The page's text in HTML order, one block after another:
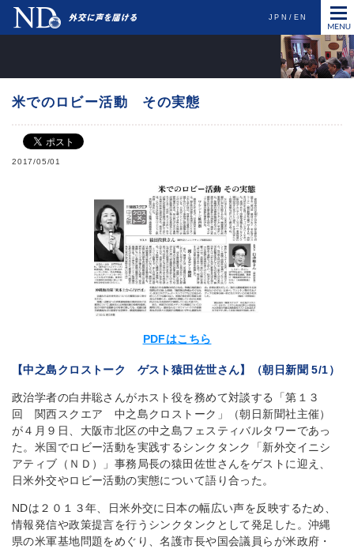
JPN EN
米でのロビー活動 その実態
2017/05/01
PDFはこちら
【中之島クロストーク ゲスト猿田佐世さん】（朝日新聞 5/1）
政治学者の白井聡さんがホスト役を務めて対談する「第１３
回 関西スクエア 中之島クロストーク」（朝日新聞社主催）
が４月９日、大阪市北区の中之島フェスティバルタワーであっ
た。米国でロビー活動を実践するシンクタンク「新外交イニシ
アティブ（ＮＤ）」事務局長の猿田佐世さんをゲストに迎え、
日米外交やロビー活動の実態について語り合った。
NDは２０１３年、日米外交に日本の幅広い声を反映するため、
情報発信や政策提言を行うシンクタンクとして発足した。沖縄
県の米軍基地問題をめぐり、名護市長や国会議員らが米政府・